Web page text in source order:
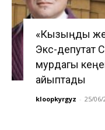
«Кызыңды
Экс-депутат
мурдагы
айыптады
kloopkyrgyz - 25/06/